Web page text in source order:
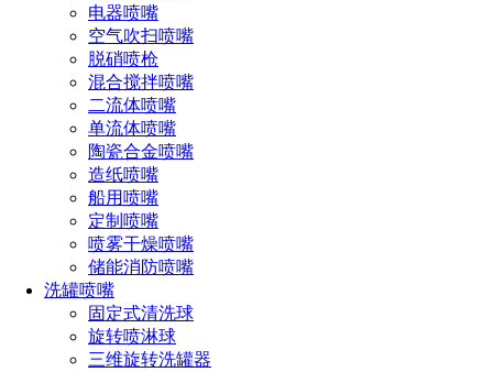
电器喷嘴
空气吹扫喷嘴
脱硝喷枪
混合搅拌喷嘴
二流体喷嘴
单流体喷嘴
陶瓷合金喷嘴
造纸喷嘴
船用喷嘴
定制喷嘴
喷雾干燥喷嘴
储能消防喷嘴
洗罐喷嘴
固定式清洗球
旋转喷淋球
三维旋转洗罐器
工业清洗喷嘴
脱硫脱硝喷嘴
定量自动喷嘴
喷雾降尘喷嘴
加湿消毒喷嘴
降温冷却喷嘴
燃油燃烧喷嘴
电器喷嘴
空气吹扫喷嘴
脱硝喷枪